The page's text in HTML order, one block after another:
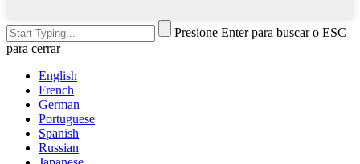
Presione Enter para buscar o ESC
para cerrar
English
French
German
Portuguese
Spanish
Russian